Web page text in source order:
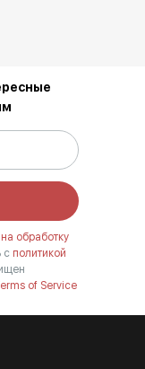
на обработку
с политикой
of Service